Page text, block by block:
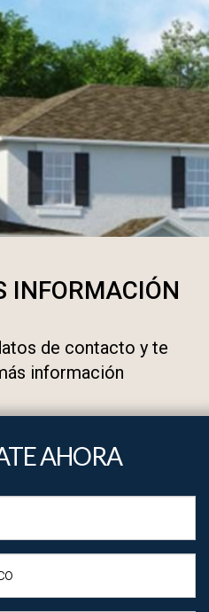
INFORMACIÓN
de contacto y te
información
AHORA